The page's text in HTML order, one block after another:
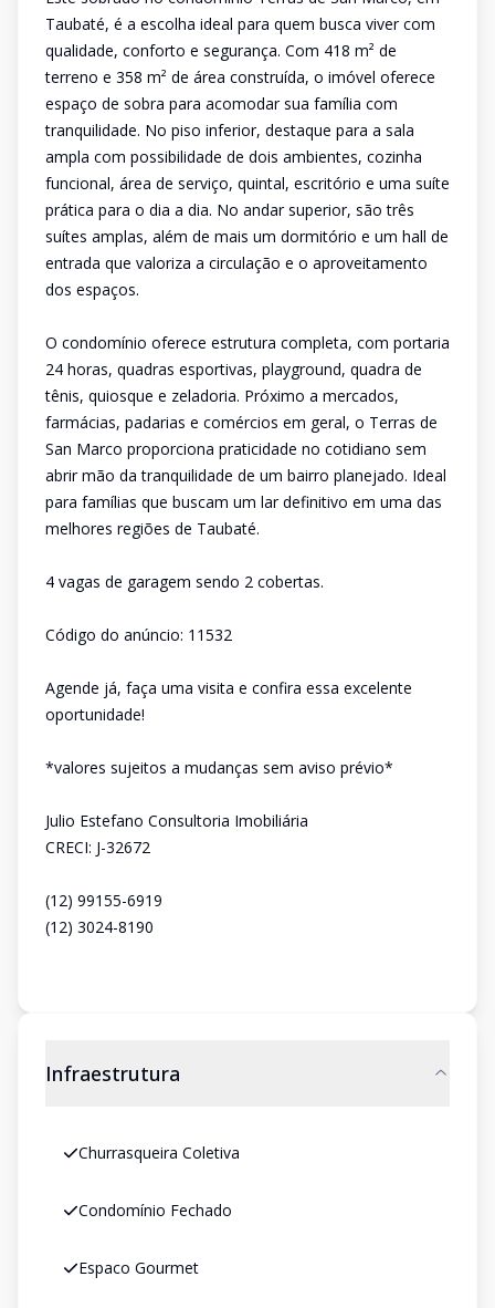
Taubaté, é a escolha ideal para quem busca viver com
qualidade, conforto e segurança. Com 418 m² de
terreno e 358 m² de área construída, o imóvel oferece
espaço de sobra para acomodar sua família com
tranquilidade. No piso inferior, destaque para a sala
ampla com possibilidade de dois ambientes, cozinha
funcional, área de serviço, quintal, escritório e uma suíte
prática para o dia a dia. No andar superior, são três
suítes amplas, além de mais um dormitório e um hall de
entrada que valoriza a circulação e o aproveitamento
dos espaços.
O condomínio oferece estrutura completa, com portaria
24 horas, quadras esportivas, playground, quadra de
tênis, quiosque e zeladoria. Próximo a mercados,
farmácias, padarias e comércios em geral, o Terras de
San Marco proporciona praticidade no cotidiano sem
abrir mão da tranquilidade de um bairro planejado. Ideal
para famílias que buscam um lar definitivo em uma das
melhores regiões de Taubaté.
4 vagas de garagem sendo 2 cobertas.
Código do anúncio: 11532
Agende já, faça uma visita e confira essa excelente
oportunidade!
*valores sujeitos a mudanças sem aviso prévio*
Julio Estefano Consultoria Imobiliária
CRECI: J-32672
(12) 99155-6919
(12) 3024-8190
Infraestrutura
Churrasqueira Coletiva
Condomínio Fechado
Espaco Gourmet